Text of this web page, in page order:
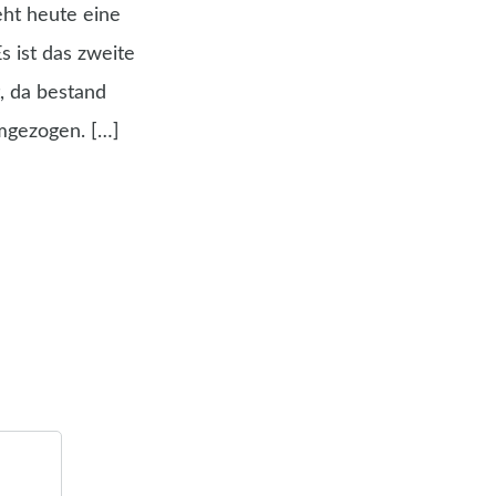
heute eine
ist das zweite
da bestand
[…]